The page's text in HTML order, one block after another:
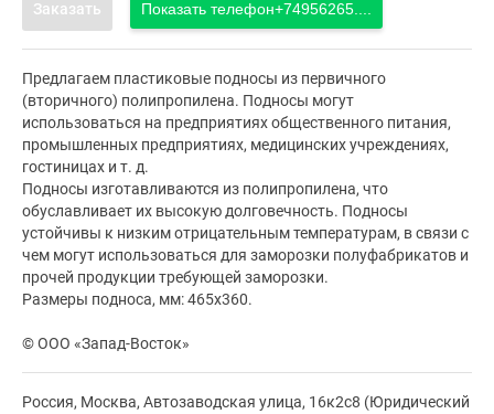
Заказать Показать телефон+74956265....
Предлагаем пластиковые подносы из первичного
(вторичного) полипропилена. Подносы могут
использоваться на предприятиях общественного питания,
промышленных предприятиях, медицинских учреждениях,
гостиницах и т. д.
Подносы изготавливаются из полипропилена, что
обуславливает их высокую долговечность. Подносы
устойчивы к низким отрицательным температурам, в связи с
чем могут использоваться для заморозки полуфабрикатов и
прочей продукции требующей заморозки.
Размеры подноса, мм: 465х360.
© ООО «Запад-Восток»
Россия, Москва, Автозаводская улица, 16к2с8 (Юридический